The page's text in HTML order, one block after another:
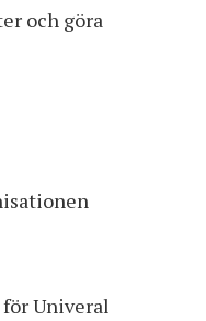
och göra
Univeral